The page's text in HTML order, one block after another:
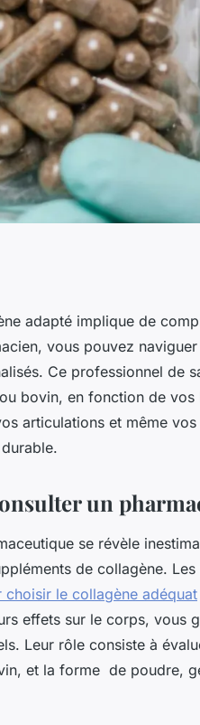
?
adapté implique de
vous pouvez
Ce professionnel de
bovin, en fonction de
articulations et même
un
se révèle
de collagène.
choisir le collagène adéquat
effets sur le corps, vous
Leur rôle consiste à
et la forme de poudre,